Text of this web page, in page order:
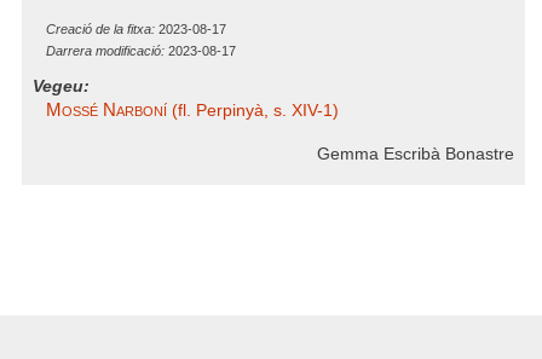
Creació de la fitxa: 2023-08-17
Darrera modificació: 2023-08-17
Vegeu:
Mossé Narboní (fl. Perpinyà, s. XIV-1)
Gemma Escribà Bonastre